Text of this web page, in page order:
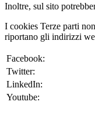
Inoltre, sul sito
I cookies Terze parti
riportano gli indirizzi
Facebook:
Twitter:
LinkedIn:
Youtube: